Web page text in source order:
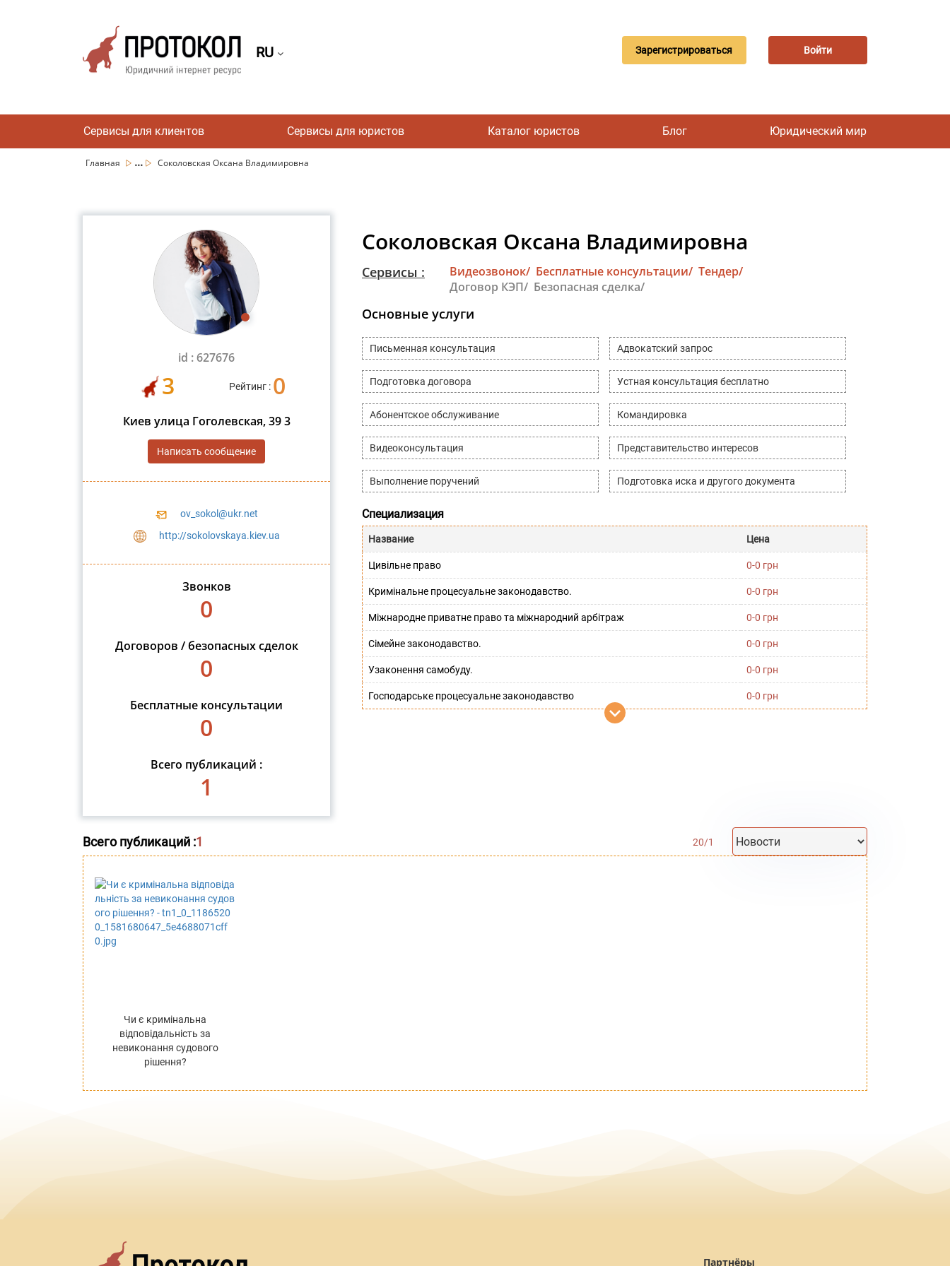
RU Зарегистрироваться Войти
Сервисы для клиентов Сервисы для юристов Каталог юристов Блог Юридический мир
Главная ... Соколовская Оксана Владимировна
id : 627676
3 Рейтинг : 0
Киев улица Гоголевская, 39 3
Написать сообщение
ov_sokol@ukr.net
http://sokolovskaya.kiev.ua
Звонков
0
Договоров / безопасных сделок
0
Бесплатные консультации
0
Всего публикаций :
1
Соколовская Оксана Владимировна
Сервисы : Видеозвонок/ Бесплатные консультации/ Тендер/
Договор КЭП/ Безопасная сделка/
Основные услуги
Письменная консультация Адвокатский запрос
Подготовка договора Устная консультация бесплатно
Абонентское обслуживание Командировка
Видеоконсультация Представительство интересов
Выполнение поручений Подготовка иска и другого документа
Специализация
Название Цена
Цивільне право 0-0 грн
Кримінальне процесуальне законодавство. 0-0 грн
Міжнародне приватне право та міжнародний арбітраж 0-0 грн
Сімейне законодавство. 0-0 грн
Узаконення самобуду. 0-0 грн
Господарське процесуальне законодавство 0-0 грн
Всего публикаций :1 20/1
Чи є кримінальна
відповідальність за
невиконання судового
рішення?
Партнёры